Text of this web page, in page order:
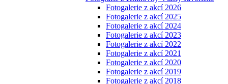
Fotogalerie z akcí 2026
Fotogalerie z akcí 2025
Fotogalerie z akcí 2024
Fotogalerie z akcí 2023
Fotogalerie z akcí 2022
Fotogalerie z akcí 2021
Fotogalerie z akcí 2020
Fotogalerie z akcí 2019
Fotogalerie z akcí 2018